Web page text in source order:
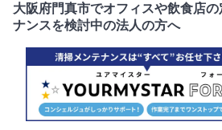
大阪府門真市でオフィスや飲食店
ナンスを検討中の法人の方へ